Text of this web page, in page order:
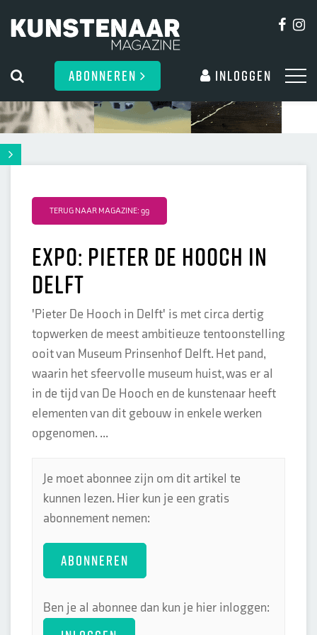
ABONNEREN Inloggen
TERUG NAAR MAGAZINE: 99
EXPO: Pieter de Hooch in
Delft
'Pieter De Hooch in Delft' is met circa dertig
topwerken de meest ambitieuze tentoonstelling
ooit van Museum Prinsenhof Delft. Het pand,
waarin het sfeervolle museum huist, was er al
in de tijd van De Hooch en de kunstenaar heeft
elementen van dit gebouw in enkele werken
opgenomen. ...
Je moet abonnee zijn om dit artikel te
kunnen lezen. Hier kun je een gratis
abonnement nemen:
ABONNEREN
Ben je al abonnee dan kun je hier inloggen: